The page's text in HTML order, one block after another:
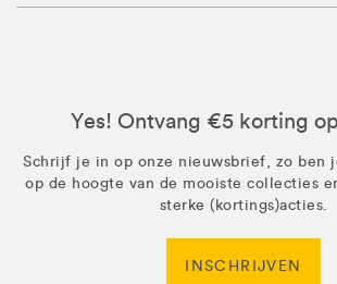
Yes! Ontvang €5 korting
Schrijf je in op onze nieuwsbrief, zo ben
op de hoogte van de mooiste collecties
sterke (kortings)acties.
INSCHRIJVEN